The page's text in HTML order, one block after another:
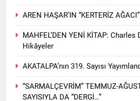
AREN HAŞAR’IN “KERTERİZ
MAHFEL’DEN YENİ KİTAP:
Hikâyeler
AKATALPA’nın 319. Sayısı
“SARMALÇEVRİM” TEMMUZ-
SAYISIYLA DA “DERGİ…”